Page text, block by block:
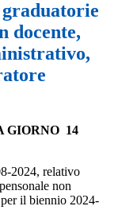
graduatorie
docente,
GIORNO 14
2024, relativo
non
il biennio 2024-